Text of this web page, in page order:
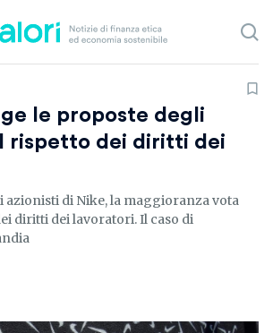
le proposte degli
rispetto dei diritti dei
azionisti di Nike, la maggioranza vota
diritti dei lavoratori. Il caso di